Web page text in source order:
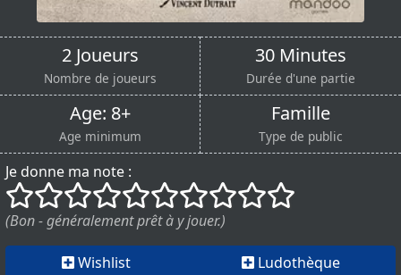
2 Joueurs
Nombre de joueurs
30 Minutes
Durée d'une partie
Age: 8+
Age minimum
Famille
Type de public
Je donne ma note :
()
() () () () () () () ()
()
(Bon - généralement prêt à y jouer.)
Wishlist Ludothèque